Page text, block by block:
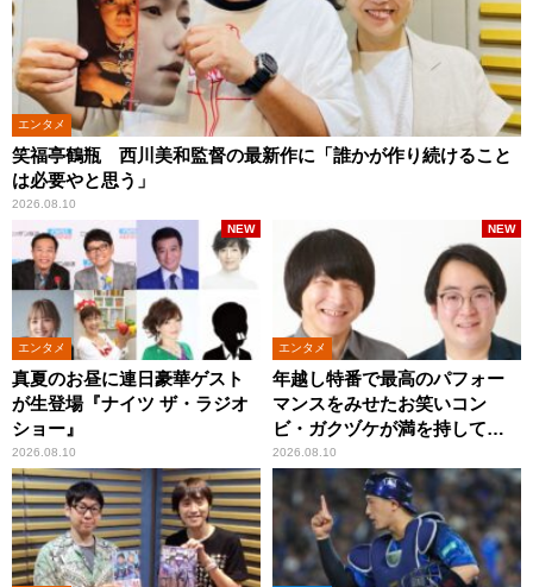
エンタメ
笑福亭鶴瓶 西川美和監督の最新作に「誰かが作り続けること
は必要やと思う」
2026.08.10
エンタメ
真夏のお昼に連日豪華ゲスト
が生登場『ナイツ ザ・ラジオ
ショー』
2026.08.10
NEW
エンタメ
年越し特番で最高のパフォー
マンスをみせたお笑いコン
ビ・ガクヅケが満を持して
『オールナイトニッポン
0(ZERO)』に登場！
2026.08.10
NEW